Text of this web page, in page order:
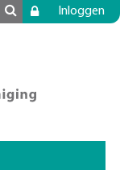
Inloggen